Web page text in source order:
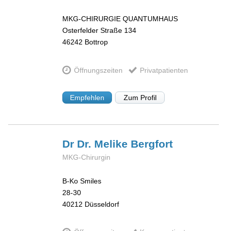
MKG-CHIRURGIE QUANTUMHAUS
Osterfelder Straße 134
46242 Bottrop
Öffnungszeiten Privatpatienten
Empfehlen Zum Profil
Dr Dr. Melike Bergfort
MKG-Chirurgin
B-Ko Smiles
28-30
40212 Düsseldorf